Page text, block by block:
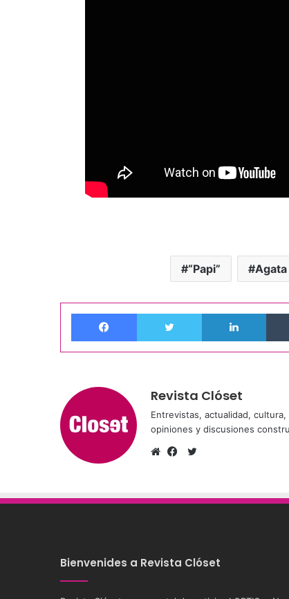
“Papi” Agata
Facebook Twitter
Revista Clóset
Entrevistas, actualidad,
opiniones y discusiones
Bienvenides a Revista Clóset